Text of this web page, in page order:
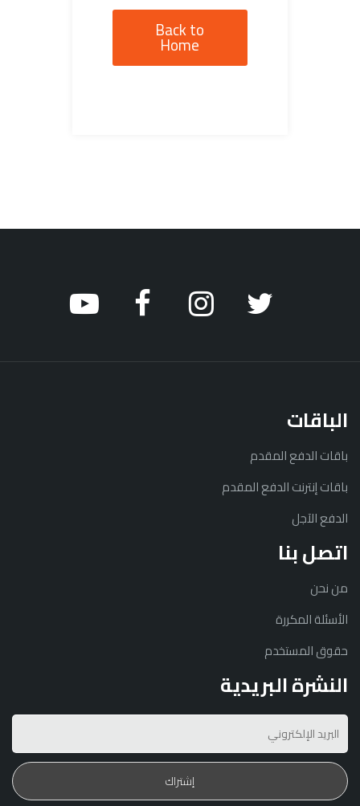
Back to
Home
الباقات
باقات الدفع المقدم
باقات إنترنت الدفع المقدم
الدفع الآجل
اتصل بنا
من نحن
الأسئلة المكررة
حقوق المستخدم
النشرة البريدية